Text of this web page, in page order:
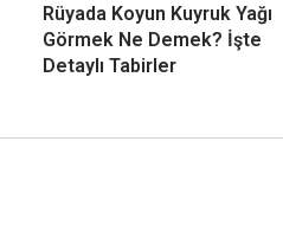
Rüyada Koyun Kuyruk Yağı
Görmek Ne Demek? İşte
Detaylı Tabirler